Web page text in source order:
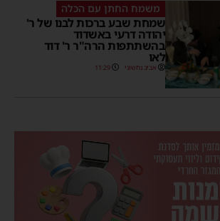
משמח החתן עם הכלה
שמחת שבע ברכות לבנו של ר'
יהודה דרעי באשדוד
בהשתתפות הרה"ר ר' דוד
לאו
אביב נחשוני 11:29